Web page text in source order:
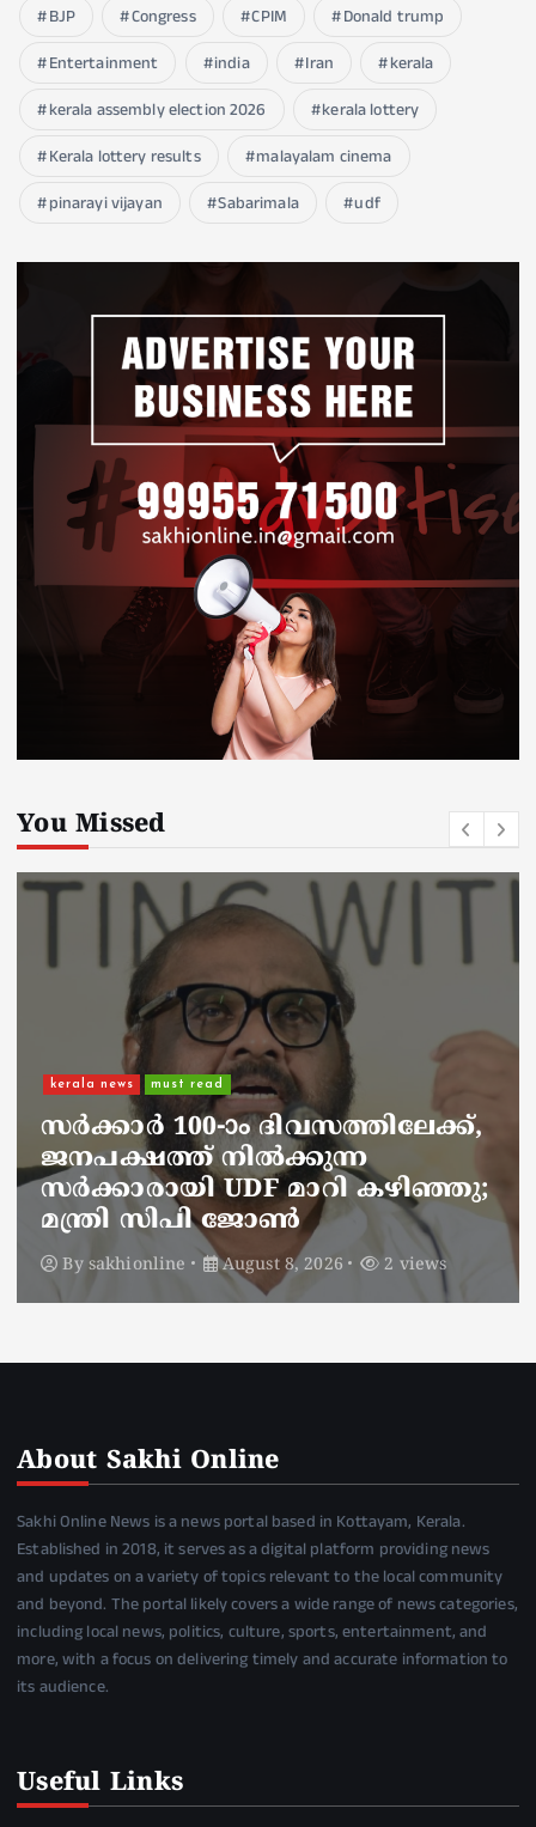
BJP Congress CPIM
Donald trump
Entertainment
india Iran
kerala
kerala assembly election 2026
kerala lottery
Kerala lottery results
malayalam cinema
pinarayi vijayan
Sabarimala udf
You Missed
kerala news must read
നാടെങ്ങും പൊലീസ് തിരയുന്നു,
ചായകുടിക്കാൻ എടപ്പാളിലെത്തി
അർജുൻ ആയങ്കി;
സഞ്ചരിക്കുന്നത് വാഹനങ്ങൾ
മാറ്റി
Bysakhionline August 8, 2026 4 views
About Sakhi Online
Sakhi Online News is a news portal based in Kottayam, Kerala.
Established in 2018, it serves as a digital platform providing news
and updates on a variety of topics relevant to the local community
and beyond. The portal likely covers a wide range of news categories,
including local news, politics, culture, sports, entertainment, and
more, with a focus on delivering timely and accurate information to
its audience.
Useful Links